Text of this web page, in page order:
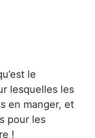
le
lesquelles les
en manger, et
pour les
!